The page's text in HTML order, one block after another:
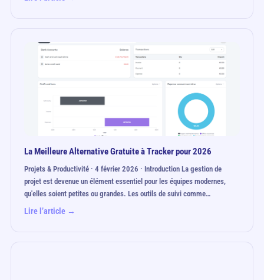
La Meilleure Alternative Gratuite à Tracker pour 2026
Projets & Productivité · 4 février 2026 · Introduction La gestion de
projet est devenue un élément essentiel pour les équipes modernes,
qu'elles soient petites ou grandes. Les outils de suivi comme…
Lire l’article →